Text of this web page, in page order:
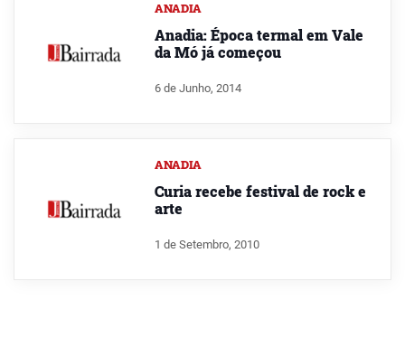
ANADIA
Anadia: Época termal em Vale
da Mó já começou
6 de Junho, 2014
ANADIA
Curia recebe festival de rock e
arte
1 de Setembro, 2010